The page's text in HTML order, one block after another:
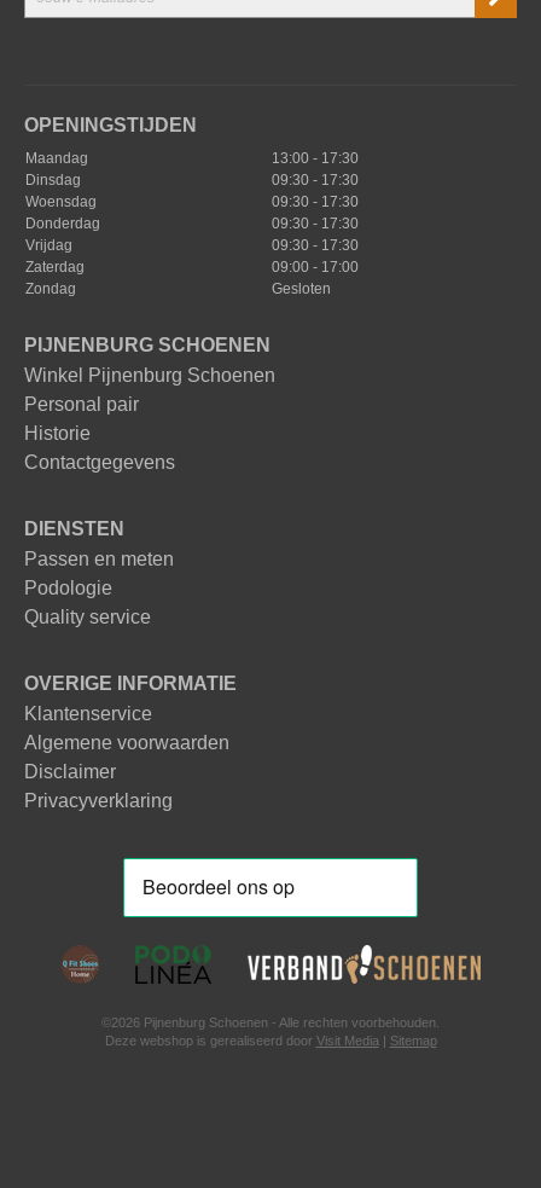
OPENINGSTIJDEN
Maandag
13:00 - 17:30
Dinsdag
09:30 - 17:30
Woensdag
09:30 - 17:30
Donderdag
09:30 - 17:30
Vrijdag
09:30 - 17:30
Zaterdag
09:00 - 17:00
Zondag
Gesloten
PIJNENBURG SCHOENEN
Winkel Pijnenburg Schoenen
Personal pair
Historie
Contactgegevens
DIENSTEN
Passen en meten
Podologie
Quality service
OVERIGE INFORMATIE
Klantenservice
Algemene voorwaarden
Disclaimer
Privacyverklaring
©2026 Pijnenburg Schoenen - Alle rechten voorbehouden.
Deze webshop is gerealiseerd door Visit Media | Sitemap